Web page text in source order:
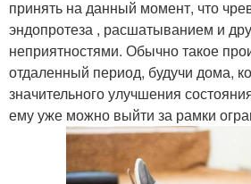
принять на данный момент, что
эндопротеза , расшатыванием и
неприятностями. Обычно такое
отдаленный период, будучи дома,
значительного улучшения
ему уже можно выйти за рамки